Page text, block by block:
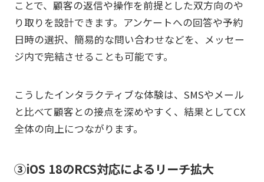
ことで、顧客の返信や操作を前提とした双方向のや
り取りを設計できます。アンケートへの回答や予約
日時の選択、簡易的な問い合わせなどを、メッセー
ジ内で完結させることも可能です。
こうしたインタラクティブな体験は、SMSやメール
と比べて顧客との接点を深めやすく、結果としてCX
全体の向上につながります。
③iOS 18のRCS対応によるリーチ拡大